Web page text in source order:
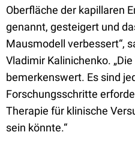
Oberfläche der kapillaren
genannt, gesteigert und
Mausmodell verbessert“,
Vladimir Kalinichenko.
bemerkenswert. Es sind
Forschungsschritte
Therapie für klinische
sein könnte.“